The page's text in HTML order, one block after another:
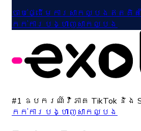
ចាប់ផ្ដើមការសាកល្បងឥតគិត
កក់ការបង្ហាញសាកល្បង
#1 ឧបករណ៍វិភាគ TikTok និង
កក់ការបង្ហាញសាកល្បង